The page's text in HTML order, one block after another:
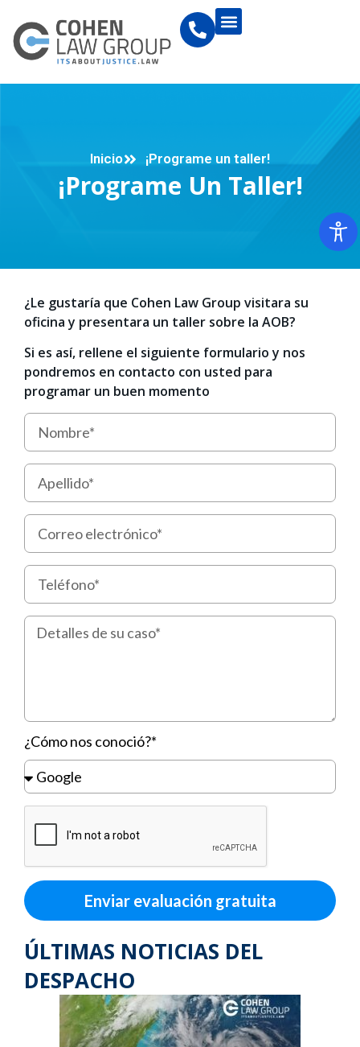
Inicio ¡Programe un taller!
¡Programe Un Taller!
¿Le gustaría que Cohen Law Group visitara su
oficina y presentara un taller sobre la AOB?
Si es así, rellene el siguiente formulario y nos
pondremos en contacto con usted para
programar un buen momento
¿Cómo nos conoció?*
Enviar evaluación gratuita
ÚLTIMAS NOTICIAS DEL
DESPACHO